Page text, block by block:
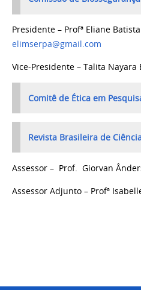
Presidente – Profª Eliane
elimserpa@gmail.com
Vice-Presidente – Talita Nayara
Comitê de Ética em
Revista Brasileira de
Assessor – Prof. Giorvan
Assessor Adjunto – Profª